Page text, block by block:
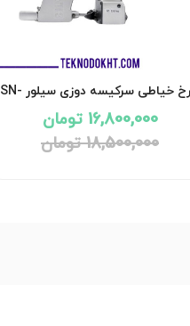
چرخ خیاطی سرکیسه دوزی سیلور SN-
461-1A
16,800,000 تومان
18,500,000 تومان